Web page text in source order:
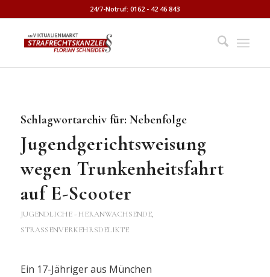
24/7-Notruf: 0162 - 42 46 843
Schlagwortarchiv für: Nebenfolge
Jugendgerichtsweisung
wegen Trunkenheitsfahrt
auf E-Scooter
JUGENDLICHE - HERANWACHSENDE,
STRASSENVERKEHRSDELIKTE
Ein 17-Jähriger aus München